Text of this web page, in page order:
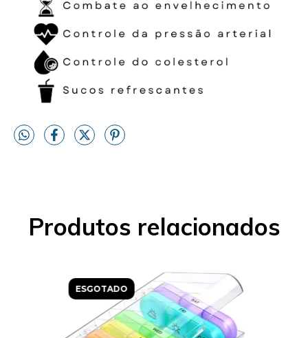
Produtos relacionados
ESGOTADO